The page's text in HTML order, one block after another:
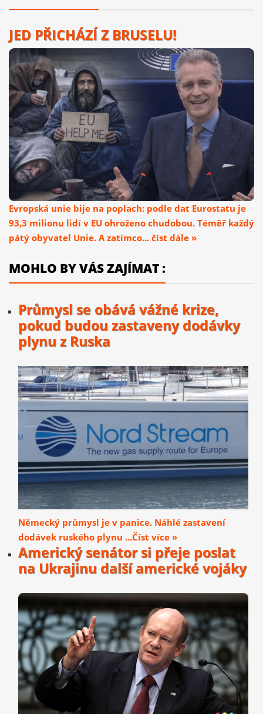
JED PŘICHÁZÍ Z BRUSELU!
Evropská unie bije na poplach: podle dat Eurostatu je
93,3 milionu lidí v EU ohroženo chudobou. Téměř každý
pátý obyvatel Unie. A zatímco... číst dále »
MOHLO BY VÁS ZAJÍMAT :
Průmysl se obává vážné krize,
pokud budou zastaveny dodávky
plynu z Ruska
Německý průmysl je v panice. Náhlé zastavení
dodávek ruského plynu ...Číst více »
Americký senátor si přeje poslat
na Ukrajinu další americké vojáky